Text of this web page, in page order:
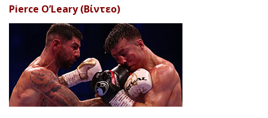
Pierce O’Leary (Βίντεο)